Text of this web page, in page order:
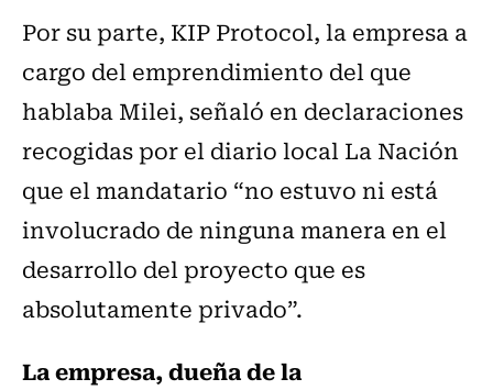
Por su parte, KIP Protocol, la empresa a
cargo del emprendimiento del que
hablaba Milei, señaló en declaraciones
recogidas por el diario local La Nación
que el mandatario “no estuvo ni está
involucrado de ninguna manera en el
desarrollo del proyecto que es
absolutamente privado”.
La empresa, dueña de la